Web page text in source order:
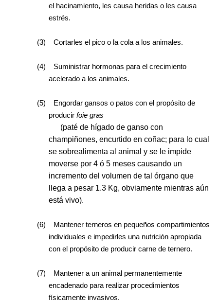
el hacinamiento, les causa heridas o les causa
estrés.
(3) Cortarles el pico o la cola a los animales.
(4)
Suministrar hormonas para el crecimiento
acelerado a los animales.
(5)
Engordar gansos o patos con el propósito de
producir foie gras
(paté de hígado de ganso con
champiñones, encurtido en coñac; para lo cual
se sobrealimenta al animal y se le impide
moverse por 4 ó 5 meses causando un
incremento del volumen de tal órgano que
llega a pesar 1.3 Kg, obviamente mientras aún
está vivo).
(6)
Mantener terneros en pequeños compartimientos
individuales e impedirles una nutrición apropiada
con el propósito de producir carne de ternero.
(7)
Mantener a un animal permanentemente
encadenado para realizar procedimientos
físicamente invasivos.